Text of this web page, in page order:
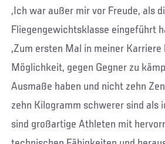
„Ich war außer mir vor Freude, als
Fliegengewichtsklasse eingeführt
„Zum ersten Mal in meiner
Möglichkeit, gegen Gegner zu
Ausmaße haben und nicht zehn
zehn Kilogramm schwerer sind als
sind großartige Athleten mit